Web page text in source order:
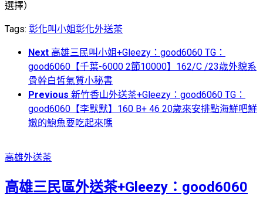
選擇）
Tags: 彰化叫小姐彰化外送茶
Next 高雄三民叫小姐+Gleezy：good6060 TG：
good6060【千葉-6000 2節10000】162/C /23歲外貌系
骨幹白皙氣質小秘書
Previous 新竹香山外送茶+Gleezy：good6060 TG：
good6060【李默默】160 B+ 46 20歲來安排點海鮮吧鮮
嫩的鮑魚要吃起來嗎
高雄外送茶
高雄三民區外送茶+Gleezy：good6060